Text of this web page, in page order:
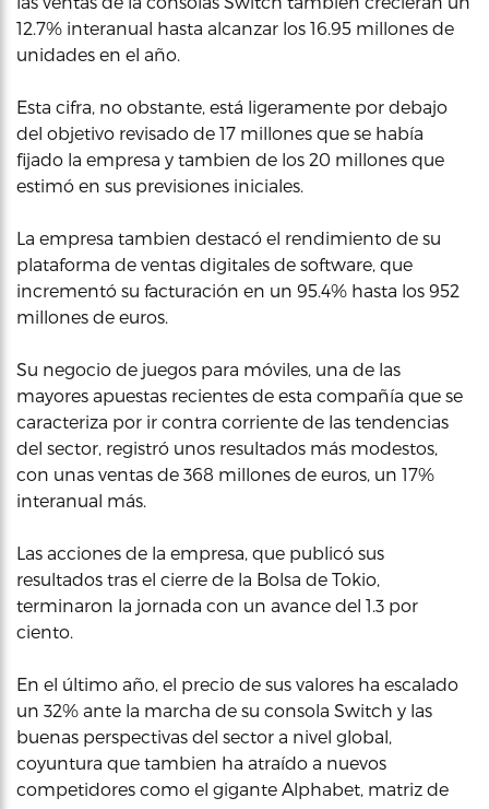
12.7% interanual hasta alcanzar los 16.95 millones de
unidades en el año.
Esta cifra, no obstante, está ligeramente por debajo
del objetivo revisado de 17 millones que se había
fijado la empresa y tambien de los 20 millones que
estimó en sus previsiones iniciales.
La empresa tambien destacó el rendimiento de su
plataforma de ventas digitales de software, que
incrementó su facturación en un 95.4% hasta los 952
millones de euros.
Su negocio de juegos para móviles, una de las
mayores apuestas recientes de esta compañía que se
caracteriza por ir contra corriente de las tendencias
del sector, registró unos resultados más modestos,
con unas ventas de 368 millones de euros, un 17%
interanual más.
Las acciones de la empresa, que publicó sus
resultados tras el cierre de la Bolsa de Tokio,
terminaron la jornada con un avance del 1.3 por
ciento.
En el último año, el precio de sus valores ha escalado
un 32% ante la marcha de su consola Switch y las
buenas perspectivas del sector a nivel global,
coyuntura que tambien ha atraído a nuevos
competidores como el gigante Alphabet, matriz de